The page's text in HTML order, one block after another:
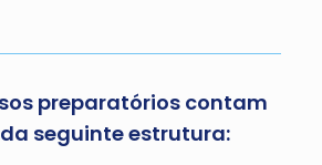
preparatórios contam
seguinte estrutura: